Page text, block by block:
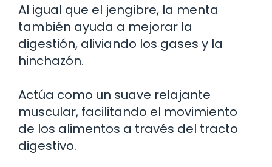
Al igual que el jengibre, la menta
también ayuda a mejorar la
digestión, aliviando los gases y la
hinchazón.
Actúa como un suave relajante
muscular, facilitando el movimiento
de los alimentos a través del tracto
digestivo.